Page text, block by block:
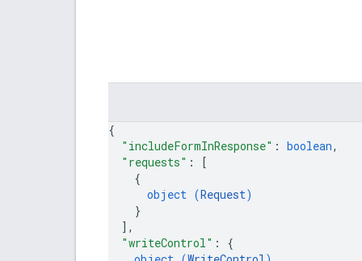
{
"includeFormInResponse" : boolean,
"requests" :
[
{
object (Request)
}
] ,
"writeControl" : {